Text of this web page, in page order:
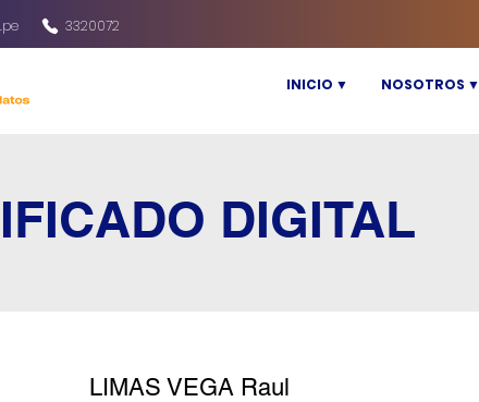
3320072
INICIO ▼ NOSOTROS ▼
DIGITAL
LIMAS VEGA Raul